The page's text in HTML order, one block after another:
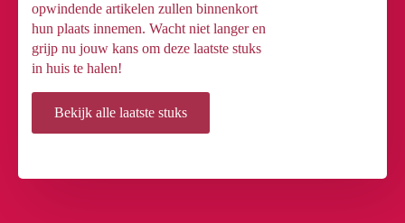
opwindende artikelen zullen binnenkort
hun plaats innemen. Wacht niet langer en
grijp nu jouw kans om deze laatste stuks
in huis te halen!
Bekijk alle laatste stuks